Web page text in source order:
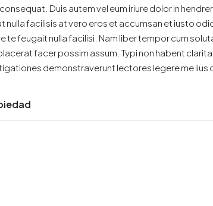
Duis autem vel eum iriure dolor in
nulla facilisis at vero eros et accumsan et iusto
te feugait nulla facilisi. Nam liber tempor cum
facer possim assum. Typi non habent
demonstraverunt lectores legere me lius